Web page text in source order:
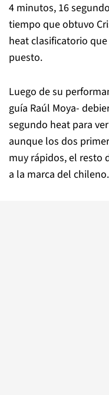
4 minutos, 16
tiempo que obtuvo
heat clasificatorio
puesto.
Luego de su
guía Raúl Moya-
segundo heat para
aunque los dos
muy rápidos, el resto
a la marca del chileno.